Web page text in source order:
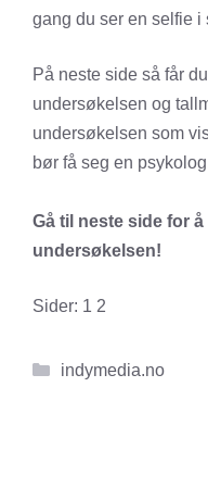
gang du ser en selfie i
På neste side så får
undersøkelsen og
undersøkelsen som
bør få seg en
Gå til neste side for
undersøkelsen!
Sider: 1 2
Kategorier
indymedia.no